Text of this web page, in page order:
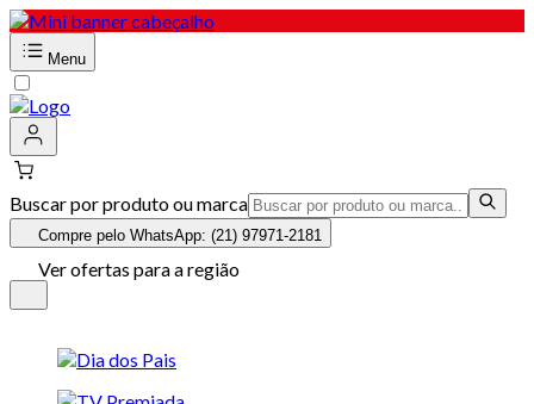
Menu
Buscar por produto ou marca
Compre pelo WhatsApp: (21) 97971-2181
Ver ofertas para a região